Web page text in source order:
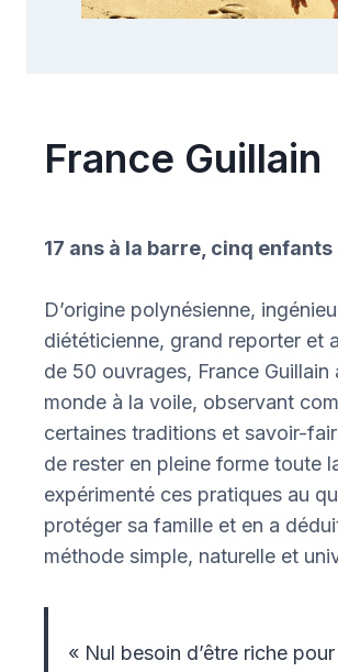
France Guillain
17 ans à la barre, cinq enfants
D’origine polynésienne,
diététicienne, grand reporter et
de 50 ouvrages, France Guillain
monde à la voile, observant
certaines traditions et savoir-
de rester en pleine forme toute
expérimenté ces pratiques au
protéger sa famille et en a
méthode simple, naturelle et
« Nul besoin d’être riche